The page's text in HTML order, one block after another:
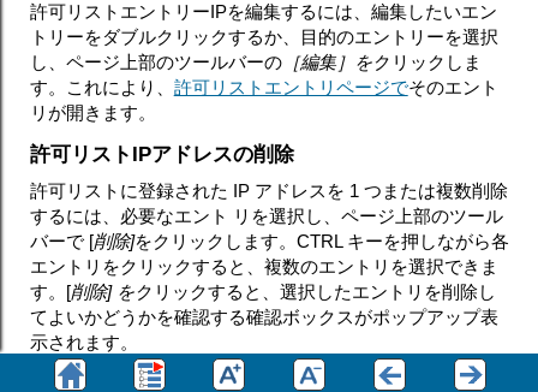
許可リストエントリーIPを編集するには、編集したいエン
トリーをダブルクリックするか、目的のエントリーを選択
し、ページ上部のツールバーの［編集］をクリックしま
す。これにより、 許可リストエントリページでそのエント
リが開きます。
許可リストIPアドレスの削除
許可リストに登録された IP アドレスを 1 つまたは複数削除
するには、必要なエント リを選択し、ページ上部のツール
バーで [削除]をクリックします。CTRL キーを押しながら各
エントリをクリックすると、複数のエントリを選択できま
す。[削除] をクリックすると、選択したエントリを削除し
てよいかどうかを確認する確認ボックスがポップアップ表
示されます。
許可リストへのIPアドレスのインポート